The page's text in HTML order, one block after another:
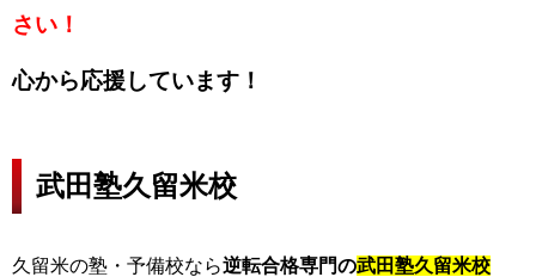
さい！
心から応援しています！
武田塾久留米校
久留米の塾・予備校なら逆転合格専門の武田塾久留米校